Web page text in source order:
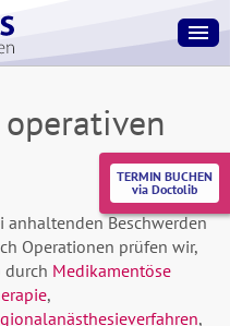
anhaltenden Beschwerden
Operationen prüfen wir,
durch Medikamentöse
,
,
TERMIN BUCHEN
via Doctolib